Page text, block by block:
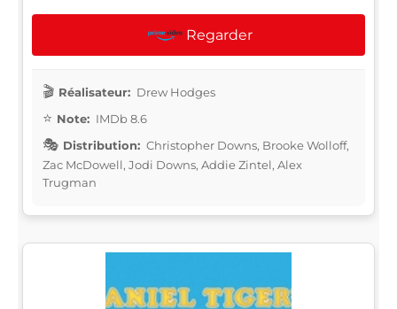
Regarder
Réalisateur: Drew Hodges
Note: IMDb 8.6
Distribution: Christopher Downs, Brooke Wolloff,
Zac McDowell, Jodi Downs, Addie Zintel, Alex
Trugman